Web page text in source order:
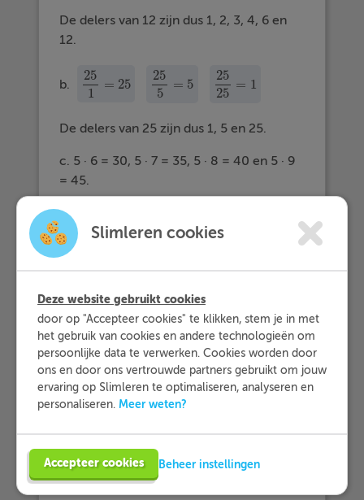
De delers van 12 zijn dus 1, 2, 3, 4, 6 en
12.
b.
25
1
= 25
25 1=25
25
5
= 5
25 5= 5
25
25
= 1
2525= 1
De delers van 25 zijn dus 1, 5 en 25.
c. 5 · 6 = 30, 5 · 7 = 35, 5 · 8 = 40 en 5 · 9
= 45.
De veelvouden van 5 die tussen 30 en 45
liggen, zijn 35 en 40.Let op!
en 45 betekent dus dat 30 en 45 zelf niet
meedoen!
d. 3 · 14 = 42, 3 · 15 = 45, 3 · 16 = 48, 3 ·
17 = 51 en 3 · 18 = 54.
De veelvouden van 3 die tussen 40 en 55
liggen, zijn dus 42, 45, 48, 51 en 54.
e. Als de som van de cijfers deelbaar is
3 + 2 + 7 + 6 = 18. 18 is deelbaar door 9,
dus 3.276 ook.
Slimleren cookies
Deze website gebruikt cookies
door op "Accepteer cookies" te klikken, stem je in met
het gebruik van cookies en andere technologieën om
persoonlijke data te verwerken. Cookies worden door
ons en door ons vertrouwde partners gebruikt om jouw
ervaring op Slimleren te optimaliseren, analyseren en
personaliseren. Meer weten?
Accepteer cookies Beheer instellingen